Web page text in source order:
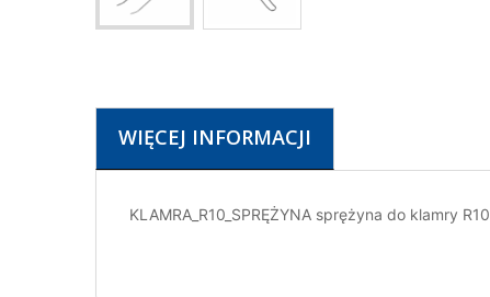
WIĘCEJ INFORMACJI
KLAMRA_R10_SPRĘŻYNA sprężyna do klamry R10